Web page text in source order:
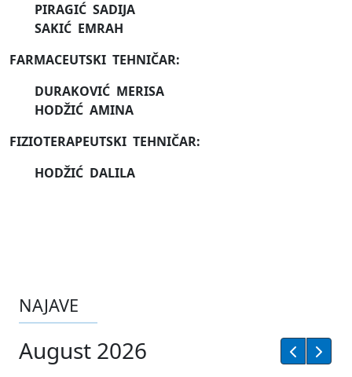
PIRAGIĆ SADIJA
SAKIĆ EMRAH
FARMACEUTSKI TEHNIČAR:
DURAKOVIĆ MERISA
HODŽIĆ AMINA
FIZIOTERAPEUTSKI TEHNIČAR:
HODŽIĆ DALILA
NAJAVE
August 2026